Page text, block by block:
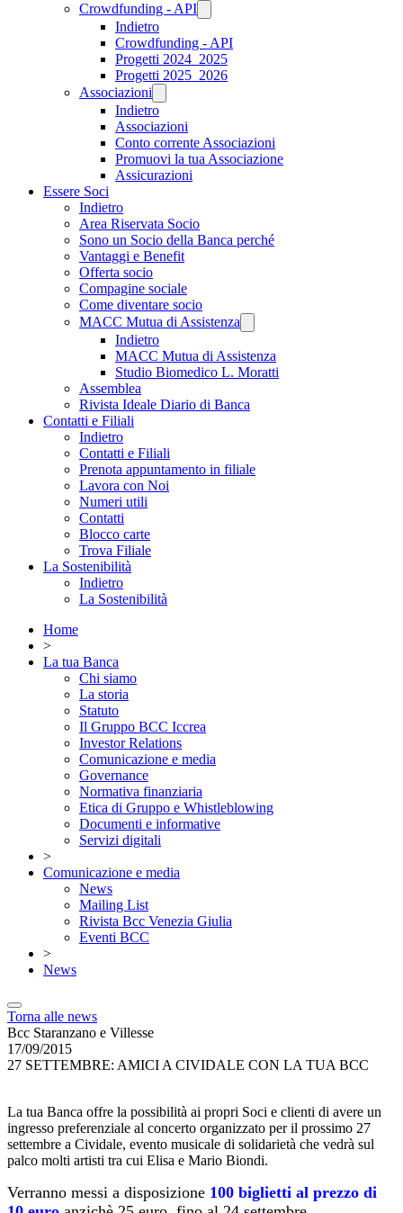
Crowdfunding - API
Indietro
Crowdfunding - API
Progetti 2024_2025
Progetti 2025_2026
Associazioni
Indietro
Associazioni
Conto corrente Associazioni
Promuovi la tua Associazione
Assicurazioni
Essere Soci
Indietro
Area Riservata Socio
Sono un Socio della Banca perché
Vantaggi e Benefit
Offerta socio
Compagine sociale
Come diventare socio
MACC Mutua di Assistenza
Indietro
MACC Mutua di Assistenza
Studio Biomedico L. Moratti
Assemblea
Rivista Ideale Diario di Banca
Contatti e Filiali
Indietro
Contatti e Filiali
Prenota appuntamento in filiale
Lavora con Noi
Numeri utili
Contatti
Blocco carte
Trova Filiale
La Sostenibilità
Indietro
La Sostenibilità
Home
>
La tua Banca
Chi siamo
La storia
Statuto
Il Gruppo BCC Iccrea
Investor Relations
Comunicazione e media
Governance
Normativa finanziaria
Etica di Gruppo e Whistleblowing
Documenti e informative
Servizi digitali
>
Comunicazione e media
News
Mailing List
Rivista Bcc Venezia Giulia
Eventi BCC
>
News
Torna alle news
Bcc Staranzano e Villesse
17/09/2015
27 SETTEMBRE: AMICI A CIVIDALE CON LA TUA BCC
La tua Banca offre la possibilità ai propri Soci e clienti di avere un
ingresso preferenziale al concerto organizzato per il prossimo 27
settembre a Cividale, evento musicale di solidarietà che vedrà sul
palco molti artisti tra cui Elisa e Mario Biondi.
Verranno messi a disposizione 100 biglietti al prezzo di